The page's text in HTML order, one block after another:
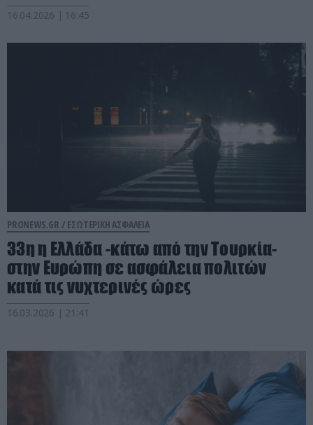
16.04.2026 | 16:45
PRONEWS.GR / ΕΣΩΤΕΡΙΚΗ ΑΣΦΑΛΕΙΑ
33η η Ελλάδα -κάτω από την Τουρκία-
στην Ευρώπη σε ασφάλεια πολιτών
κατά τις νυχτερινές ώρες
16.03.2026 | 21:41